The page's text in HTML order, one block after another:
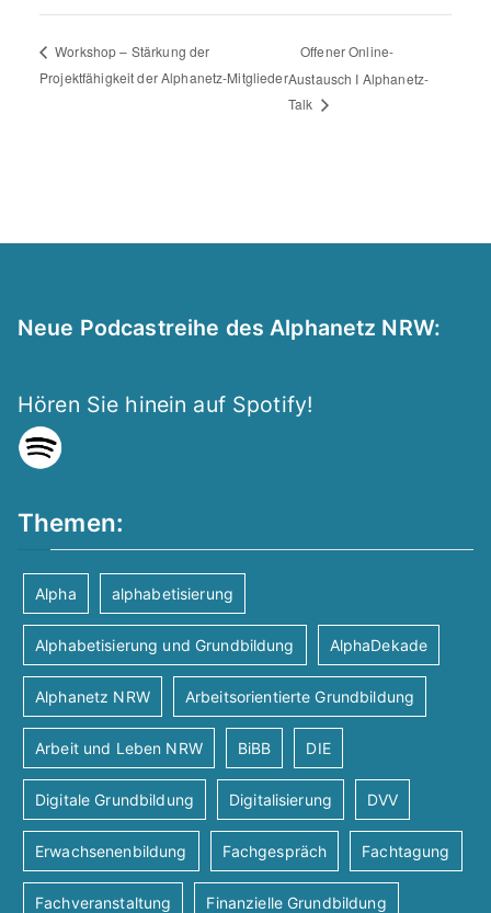
Workshop – Stärkung der
Projektfähigkeit der Alphanetz-Mitglieder
Offener Online-
Austausch I Alphanetz-
Talk
Neue Podcastreihe des Alphanetz NRW:
Hören Sie hinein auf Spotify!
Themen:
Alpha alphabetisierung
Alphabetisierung und Grundbildung AlphaDekade
Alphanetz NRW Arbeitsorientierte Grundbildung
Arbeit und Leben NRW BiBB DIE
Digitale Grundbildung Digitalisierung DVV
Erwachsenenbildung Fachgespräch Fachtagung
Fachveranstaltung Finanzielle Grundbildung